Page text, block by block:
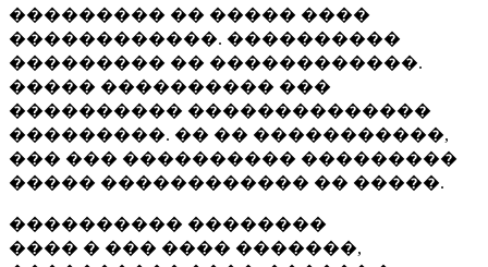
��������� �� ����� ����
������������. ����������
��������� �� ������������.
����� ���������� ���
���������� ��������������
���������. �� �� �����������,
��� ��� ���������� ���������
����� ������������ �� �����.
���������� ��������
���� � ��� ���� �������,